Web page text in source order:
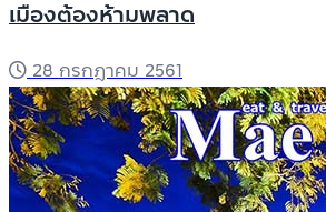
เมืองต้องห้ามพลาด
28 กรกฎาคม 2561